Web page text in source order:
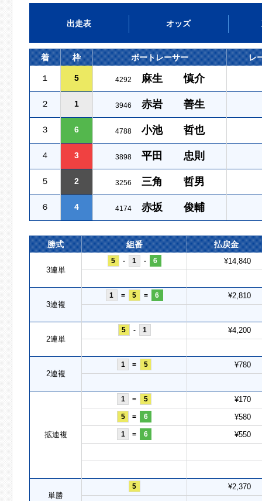
出走表 オッズ
着 枠 ボートレーサー レ
１ 5 4292 麻生 慎介
２ 1 3946 赤岩 善生
３ 6 4788 小池 哲也
４ 3 3898 平田 忠則
５ 2 3256 三角 哲男
６ 4 4174 赤坂 俊輔
勝式 組番 払戻金
3連単
5 - 1 - 6 ¥14,840
3連複
1 = 5 = 6 ¥2,810
2連単
5 - 1 ¥4,200
2連複
1 = 5 ¥780
拡連複
1 = 5 ¥170
5 = 6 ¥580
1 = 6 ¥550
単勝
5 ¥2,370